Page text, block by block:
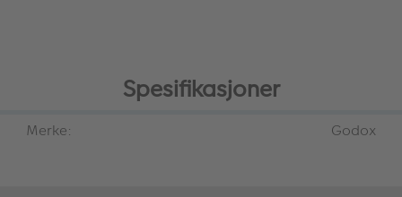
Spesifikasjoner
Merke: Godox